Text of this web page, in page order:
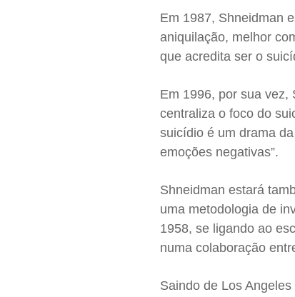
Em 1987, Shneidman
aniquilação, melhor
que acredita ser o
Em 1996, por sua vez,
centraliza o foco do
suicídio é um drama
emoções negativas”.
Shneidman estará
uma metodologia de
1958, se ligando ao
numa colaboração
Saindo de Los